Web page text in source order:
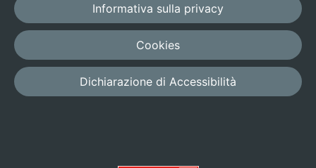
Informativa sulla privacy
Cookies
Dichiarazione di Accessibilità